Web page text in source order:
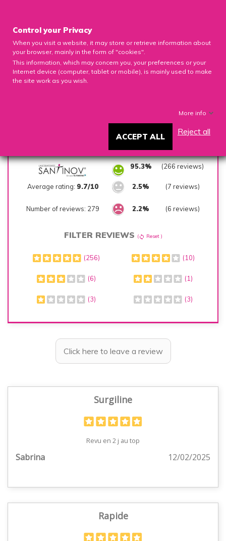
0
95.3% (266 reviews)
Average rating: 9.7/10 2.5% (7 reviews)
Number of reviews: 279 2.2% (6 reviews)
FILTER REVIEWS (sync Reset )
(256) (10)
(6) (1)
(3) (3)
Click here to leave a review
Surgiline
Revu en 2 j au top
Sabrina 12/02/2025
Rapide
Control your Privacy
When you visit a website, it may store or retrieve information about
your browser, mainly in the form of "cookies".
This information, which may concern you, your preferences or your
Internet device (computer, tablet or mobile), is mainly used to make
the site work as you wish.
More info
ACCEPT ALL
Reject all